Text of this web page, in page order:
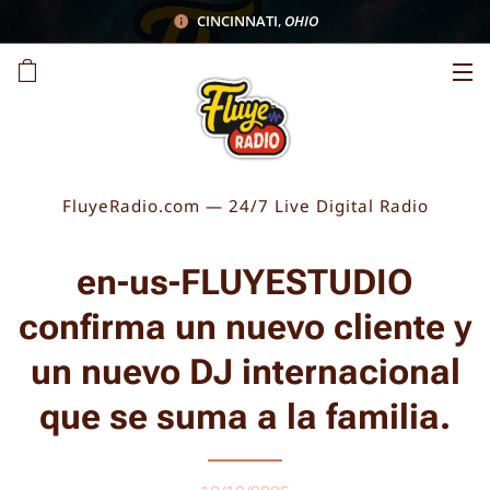
CINCINNATI,OHIO
FluyeRadio.com — 24/7 Live Digital Radio
en-us-FLUYESTUDIO
confirma un nuevo cliente y
un nuevo DJ internacional
que se suma a la familia.